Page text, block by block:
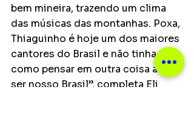
bem mineira, trazendo um clima
das músicas das montanhas. Poxa,
Thiaguinho é hoje um dos maiores
cantores do Brasil e não tinha
como pensar em outra coisa a não
ser nosso Brasil”, completa Eli